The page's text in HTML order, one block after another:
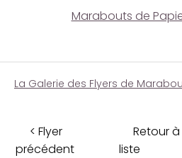
Marabouts de
La Galerie des Flyers de
< Flyer
précédent
Retour
liste